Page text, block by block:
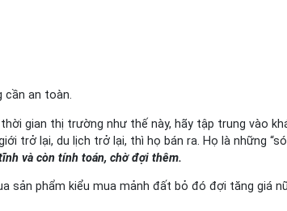
cần an toàn.
gian thị trường như thế này, hãy tập trung vào
trở lại, du lịch trở lại, thì họ bán ra. Họ là những
và còn tính toán, chờ đợi thêm.
sản phẩm kiểu mua mảnh đất bỏ đó đợi tăng giá